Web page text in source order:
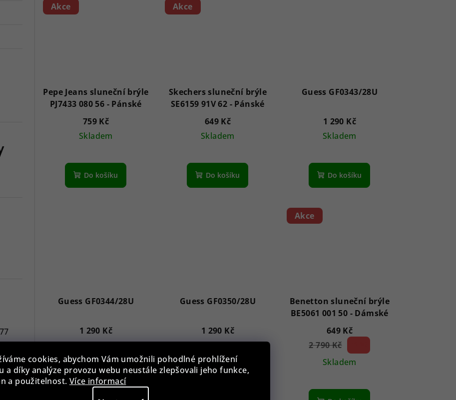
cookies, abychom Vám umožnili pohodlné prohlížení
a díky analýze provozu webu neustále zlepšovali jeho funkce,
a použitelnost. Více informací
Versace VE3A00720 Hellenyium 42mm
Akce
Pepe Jeans sluneční brýle
PJ7433 080 56 - Pánské
759 Kč
Skladem
Do košíku
Akce
Skechers sluneční brýle
SE6159 91V 62 - Pánské
649 Kč
Skladem
Do košíku
Guess GF0343/28U
1 290 Kč
Skladem
Do košíku
Guess GF0344/28U
1 290 Kč
Skladem
Do košíku
Guess GF0350/28U
1 290 Kč
Skladem
Akce
Benetton sluneční brýle
BE5061 001 50 - Dámské
649 Kč
2 790 Kč
Skladem